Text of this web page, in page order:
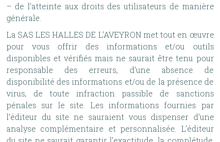
– de l’atteinte aux droits des utilisateurs de manière
générale.
La SAS LES HALLES DE L’AVEYRON met tout en œuvre
pour vous offrir des informations et/ou outils
disponibles et vérifiés mais ne saurait être tenu pour
responsable des erreurs, d’une absence de
disponibilité des informations et/ou de la présence de
virus, de toute infraction passible de sanctions
pénales sur le site. Les informations fournies par
l’éditeur du site ne sauraient vous dispenser d’une
analyse complémentaire et personnalisée. L’éditeur